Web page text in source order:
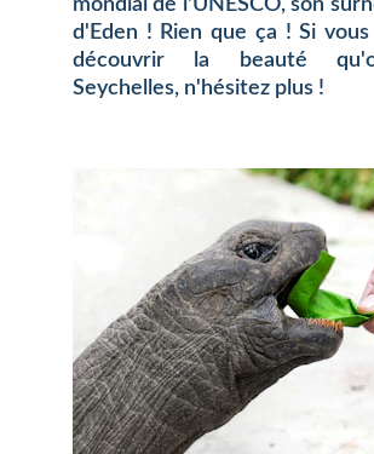
mondial de l'UNESCO, son
d'Eden ! Rien que ça ! Si
découvrir la beauté
Seychelles, n'hésitez plus !